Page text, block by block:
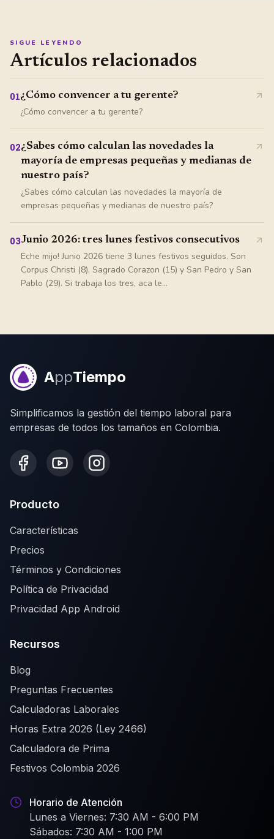
SIGUE LEYENDO
Artículos relacionados
01¿Cómo convencer a tu gerente?
¿Cómo convencer a tu gerente?
02¿Sabes cómo calculan las novedades la
mayoría de empresas pequeñas y medianas de
nuestro país?
¿Sabes cómo calculan las novedades la mayoría de
empresas pequeñas y medianas de nuestro país?
03Junio 2026: tres lunes festivos consecutivos
Eche mijo! Junio 2026 tiene 3 lunes festivos seguidos. Son
Corpus Christi (8), Sagrado Corazon (15) y San Pedro y San
Pablo (29). Si trabaja los tres, aca le...
AppTiempo
Simplificamos la gestión del tiempo laboral para
empresas de todos los tamaños en Colombia.
Producto
Características
Precios
Términos y Condiciones
Política de Privacidad
Privacidad App Android
Recursos
Blog
Preguntas Frecuentes
Calculadoras Laborales
Horas Extra 2026 (Ley 2466)
Calculadora de Prima
Festivos Colombia 2026
Horario de Atención
Lunes a Viernes: 7:30 AM - 6:00 PM
Sábados: 7:30 AM - 1:00 PM